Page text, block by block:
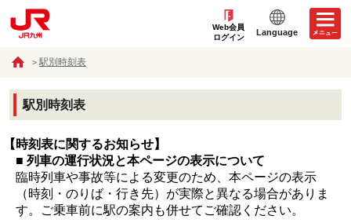
Web会員
ログイン
Language
駅別時刻表
駅別時刻表
【時刻表に関するお知らせ】
■ 列車の運行状況と本ページの表示について
臨時列車や事故等による変更のため、本ページの表示
（時刻・のりば・行き先）が実際と異なる場合がありま
す。ご乗車前に駅の案内も併せてご確認ください。